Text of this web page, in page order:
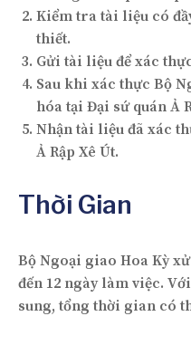
Kiểm tra tài liệu có
thiết.
Gửi tài liệu để xác
Sau khi xác thực Bộ
hóa tại Đại sứ quán Ả
Nhận tài liệu đã xác
Ả Rập Xê Út.
Thời Gian
Bộ Ngoại giao Hoa Kỳ
đến 12 ngày làm việc.
sung, tổng thời gian có